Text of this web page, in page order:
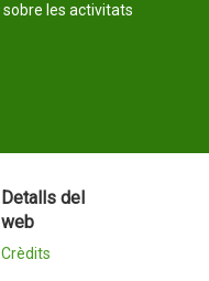
les activitats
Detalls del
web
Crèdits